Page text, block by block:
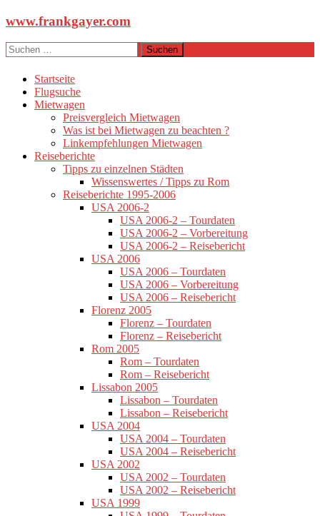
Zum
springen
www.frankgayer.com
Suchen
nach:
Startseite
Flugsuche
Mietwagen
Preisvergleich Mietwagen
Was ist bei Mietwagen zu beachten ?
Linkempfehlungen Mietwagen
Reiseberichte
Tipps zu einzelnen Städten
Wissenswertes / Tipps zu Rom
Reiseberichte 1995-2006
USA 2006-2
USA 2006-2 – Tourdaten
USA 2006-2 – Vorbereitung
USA 2006-2 – Reisebericht
USA 2006
USA 2006 – Tourdaten
USA 2006 – Vorbereitung
USA 2006 – Reisebericht
Florenz 2005
Florenz – Tourdaten
Florenz – Reisebericht
Rom 2005
Rom – Tourdaten
Rom – Reisebericht
Lissabon 2005
Lissabon – Tourdaten
Lissabon – Reisebericht
USA 2004
USA 2004 – Tourdaten
USA 2004 – Reisebericht
USA 2002
USA 2002 – Tourdaten
USA 2002 – Reisebericht
USA 1999